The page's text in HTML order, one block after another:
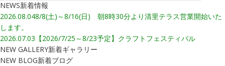
NEWS新着情報
2026.08.048/8(土)～8/16(日) 朝8時30分より清里テラス営業開始いた
します。
2026.07.03 【2026/7/25～8/23予定】クラフトフェスティバル
NEW GALLERY新着ギャラリー
NEW BLOG新着ブログ